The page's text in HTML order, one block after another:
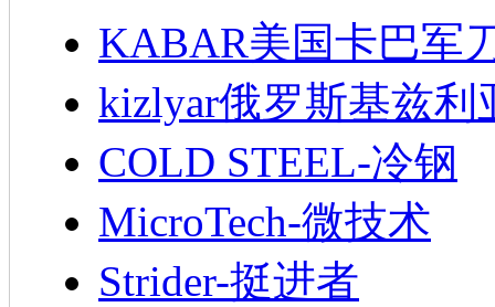
KABAR美国卡巴军
kizlyar俄罗斯基兹利
COLD STEEL-冷钢
MicroTech-微技术
Strider-挺进者